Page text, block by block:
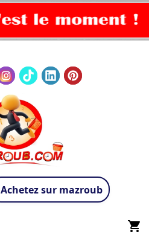
Achetez sur mazroub
shopping_cart